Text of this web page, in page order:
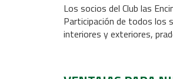
Los socios del Club las
Participación de todos los
interiores y exteriores,